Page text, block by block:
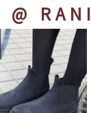
@ RANI